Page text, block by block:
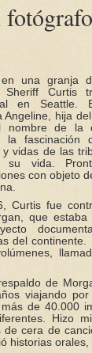
en una granja
Sheriff Curtis
en Seattle.
Angeline, hija
nombre de la
la
y vidas de las
su vida.
con objeto
Curtis fue
que
del
de
viajando
más de 40.000
Hizo
de cera de
historias orales,